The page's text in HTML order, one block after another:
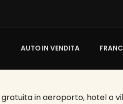
AUTO IN VENDITA
in aeroporto, hotel o